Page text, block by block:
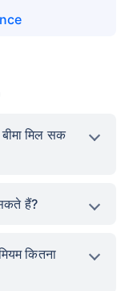
मिल सक
हैं?
कितना